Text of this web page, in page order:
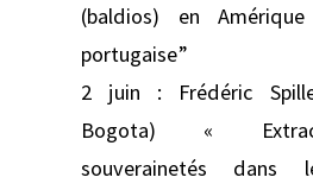
(baldios) en
portugaise”
2 juin : Frédéric
Bogota) «
souverainetés